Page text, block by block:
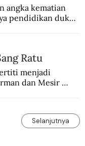
angka kematian
pendidikan dukun
Ratu
menjadi
dan Mesir
Selanjutnya